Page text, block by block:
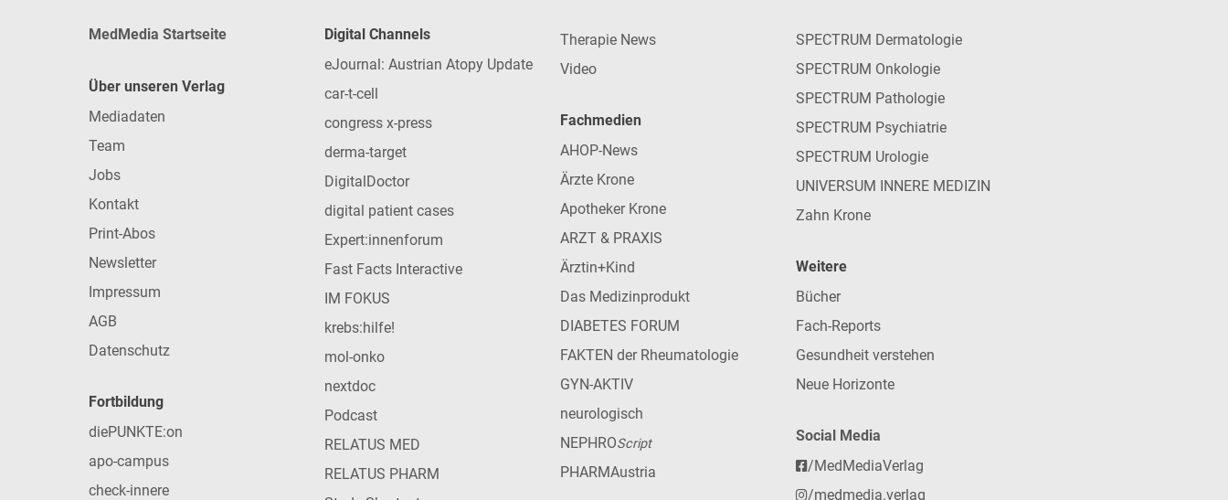
MedMedia Startseite
Über unseren Verlag
Mediadaten
Team
Jobs
Kontakt
Print-Abos
Newsletter
Impressum
AGB
Datenschutz
Fortbildung
diePUNKTE:on
apo-campus
check-innere
Digital Channels
eJournal: Austrian Atopy Update
car-t-cell
congress x-press
derma-target
DigitalDoctor
digital patient cases
Expert:innenforum
Fast Facts Interactive
IM FOKUS
krebs:hilfe!
mol-onko
nextdoc
Podcast
RELATUS MED
RELATUS PHARM
Therapie News
Video
Fachmedien
AHOP-News
Ärzte Krone
Apotheker Krone
ARZT & PRAXIS
Ärztin+Kind
Das Medizinprodukt
DIABETES FORUM
FAKTEN der Rheumatologie
GYN-AKTIV
neurologisch
NEPHROScript
PHARMAustria
SPECTRUM Dermatologie
SPECTRUM Onkologie
SPECTRUM Pathologie
SPECTRUM Psychiatrie
SPECTRUM Urologie
UNIVERSUM INNERE MEDIZIN
Zahn Krone
Weitere
Bücher
Fach-Reports
Gesundheit verstehen
Neue Horizonte
Social Media
/MedMediaVerlag
/medmedia.verlag